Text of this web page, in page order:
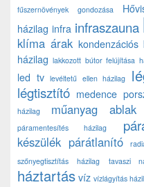
fűszernövények gondozása
házilag infra infraszauna
klíma árak kondenzációs
házilag lakkozott bútor felújítása
led tv levéltetű ellen házilag
légtisztító medence
házilag
műanyag ablak
páramentesítés házilag
készülék párátlanító
szőnyegtisztítás házilag tavaszi
háztartás víz vízlágyítás